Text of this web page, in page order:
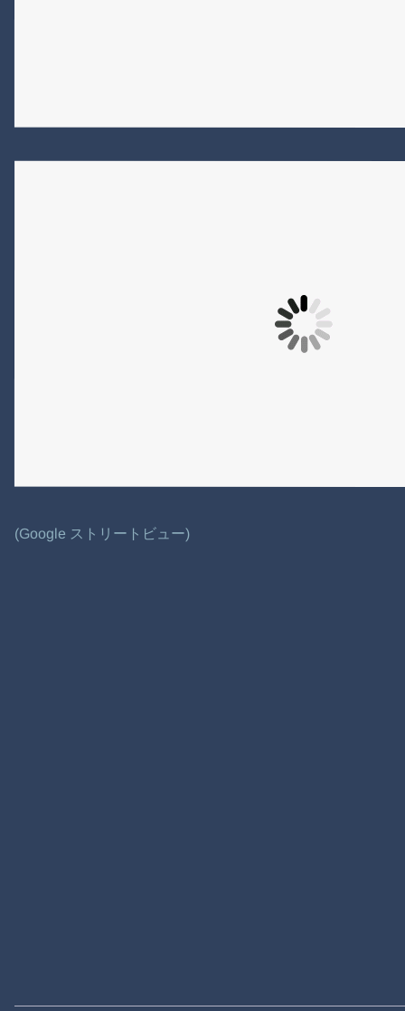
(Google ストリートビュー)